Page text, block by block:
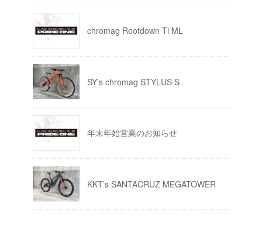
chromag Rootdown Ti ML
SY’s chromag STYLUS S
年末年始営業のお知らせ
KKT’s SANTACRUZ MEGATOWER